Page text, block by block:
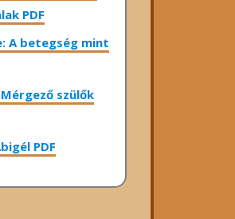
PDF
A betegség mint
szülők
PDF